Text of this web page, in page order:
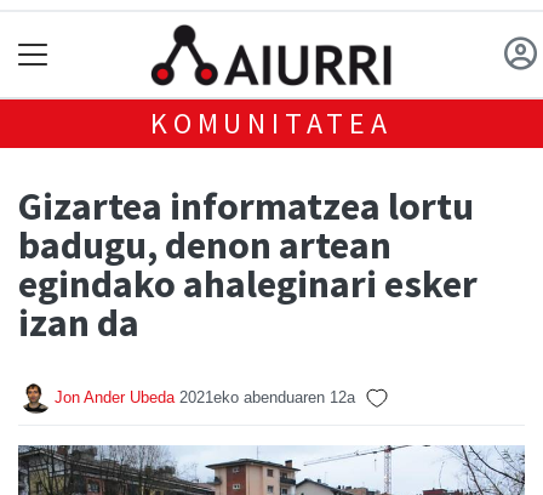
KOMUNITATEA
Gizartea informatzea lortu
badugu, denon artean
egindako ahaleginari esker
izan da
Jon Ander Ubeda 2021eko abenduaren 12a